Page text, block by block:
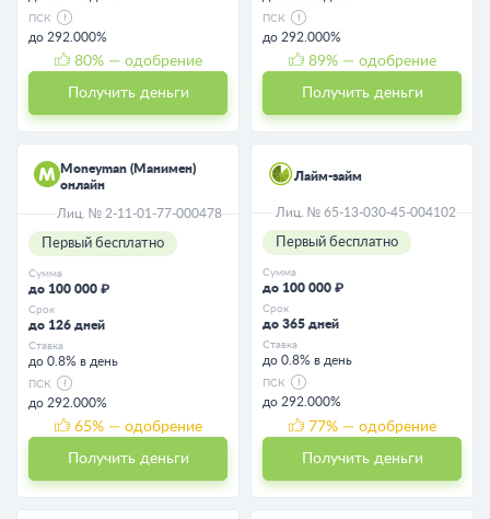
ПСК
до 292.000%
80% — одобрение
Получить деньги
ПСК
до 292.000%
89% — одобрение
Получить деньги
Moneyman (Манимен)
онлайн
Лиц. № 2-11-01-77-000478
Первый бесплатно
Сумма
до 100 000 ₽
Срок
до 126 дней
Ставка
до 0.8% в день
ПСК
до 292.000%
65% — одобрение
Получить деньги
Лайм-займ
Лиц. № 65-13-030-45-004102
Первый бесплатно
Сумма
до 100 000 ₽
Срок
до 365 дней
Ставка
до 0.8% в день
ПСК
до 292.000%
77% — одобрение
Получить деньги